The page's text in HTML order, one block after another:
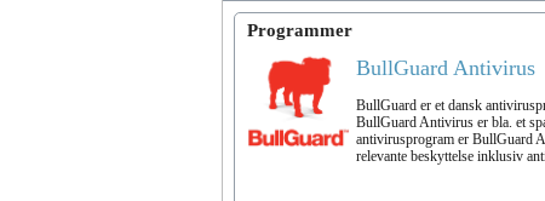
Programmer
BullGuard Antivirus
BullGuard er et dansk
BullGuard Antivirus er bla. et
antivirusprogram er BullGuard
relevante beskyttelse inklusiv